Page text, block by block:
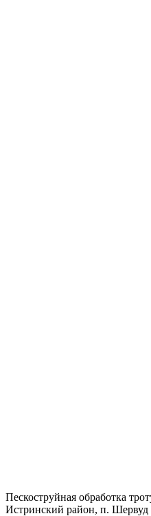
Пескоструйная обработка
Истринский район, п. Шервуд